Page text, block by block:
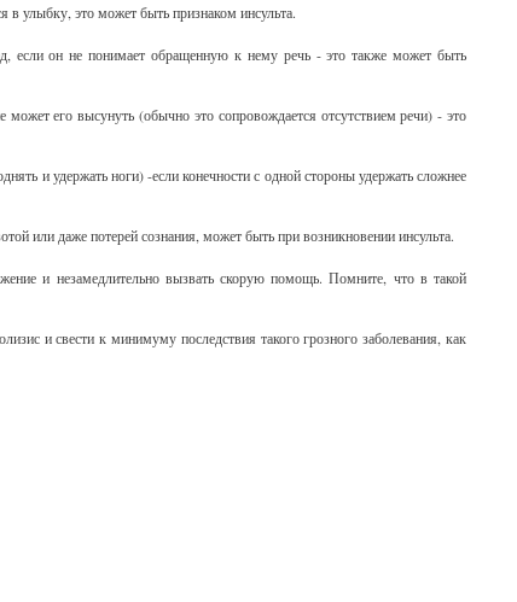
в улыбку, это может быть признаком инсульта.
если он не понимает обращенную к нему речь - это также может быть
его высунуть (обычно это сопровождается отсутствием речи) - это
и удержать ноги) -если конечности с одной стороны удержать сложнее
или даже потерей сознания, может быть при возникновении инсульта.
и незамедлительно вызвать скорую помощь. Помните, что в такой
и свести к минимуму последствия такого грозного заболевания, как